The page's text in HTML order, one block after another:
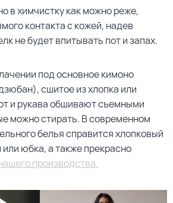
в химчистку как можно реже,
контакта с кожей, надев
не будет впитывать пот и запах.
под основное кимоно
сшитое из хлопка или
и рукава обшивают съемными
можно стирать. В современном
белья справится хлопковый
юбка, а также прекрасно
производства.